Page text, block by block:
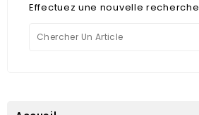
Effectuez une nouvelle recherche